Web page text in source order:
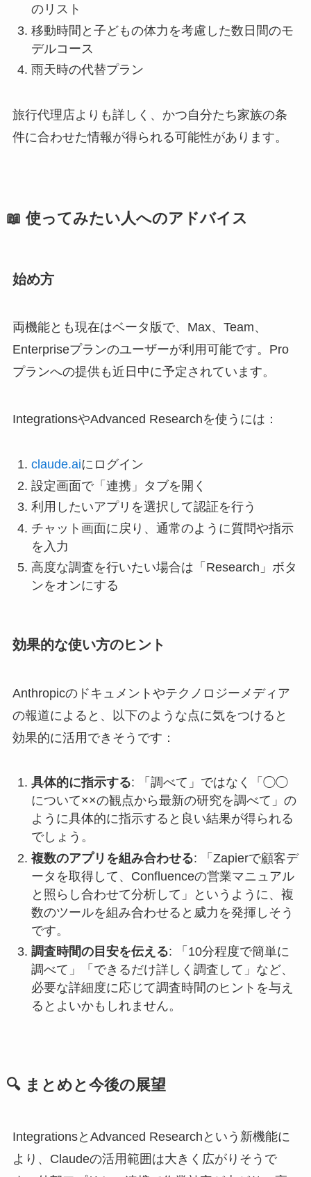
のリスト
移動時間と子どもの体力を考慮した数日間のモ
デルコース
雨天時の代替プラン
旅行代理店よりも詳しく、かつ自分たち家族の条
件に合わせた情報が得られる可能性があります。
📖 使ってみたい人へのアドバイス
始め方
両機能とも現在はベータ版で、Max、Team、
Enterpriseプランのユーザーが利用可能です。Pro
プランへの提供も近日中に予定されています。
IntegrationsやAdvanced Researchを使うには：
claude.aiにログイン
設定画面で「連携」タブを開く
利用したいアプリを選択して認証を行う
チャット画面に戻り、通常のように質問や指示
を入力
高度な調査を行いたい場合は「Research」ボタ
ンをオンにする
効果的な使い方のヒント
Anthropicのドキュメントやテクノロジーメディア
の報道によると、以下のような点に気をつけると
効果的に活用できそうです：
具体的に指示する: 「調べて」ではなく「◯◯
について××の観点から最新の研究を調べて」の
ように具体的に指示すると良い結果が得られる
でしょう。
複数のアプリを組み合わせる: 「Zapierで顧客デ
ータを取得して、Confluenceの営業マニュアル
と照らし合わせて分析して」というように、複
数のツールを組み合わせると威力を発揮しそう
です。
調査時間の目安を伝える: 「10分程度で簡単に
調べて」「できるだけ詳しく調査して」など、
必要な詳細度に応じて調査時間のヒントを与え
るとよいかもしれません。
🔍 まとめと今後の展望
IntegrationsとAdvanced Researchという新機能に
より、Claudeの活用範囲は大きく広がりそうで